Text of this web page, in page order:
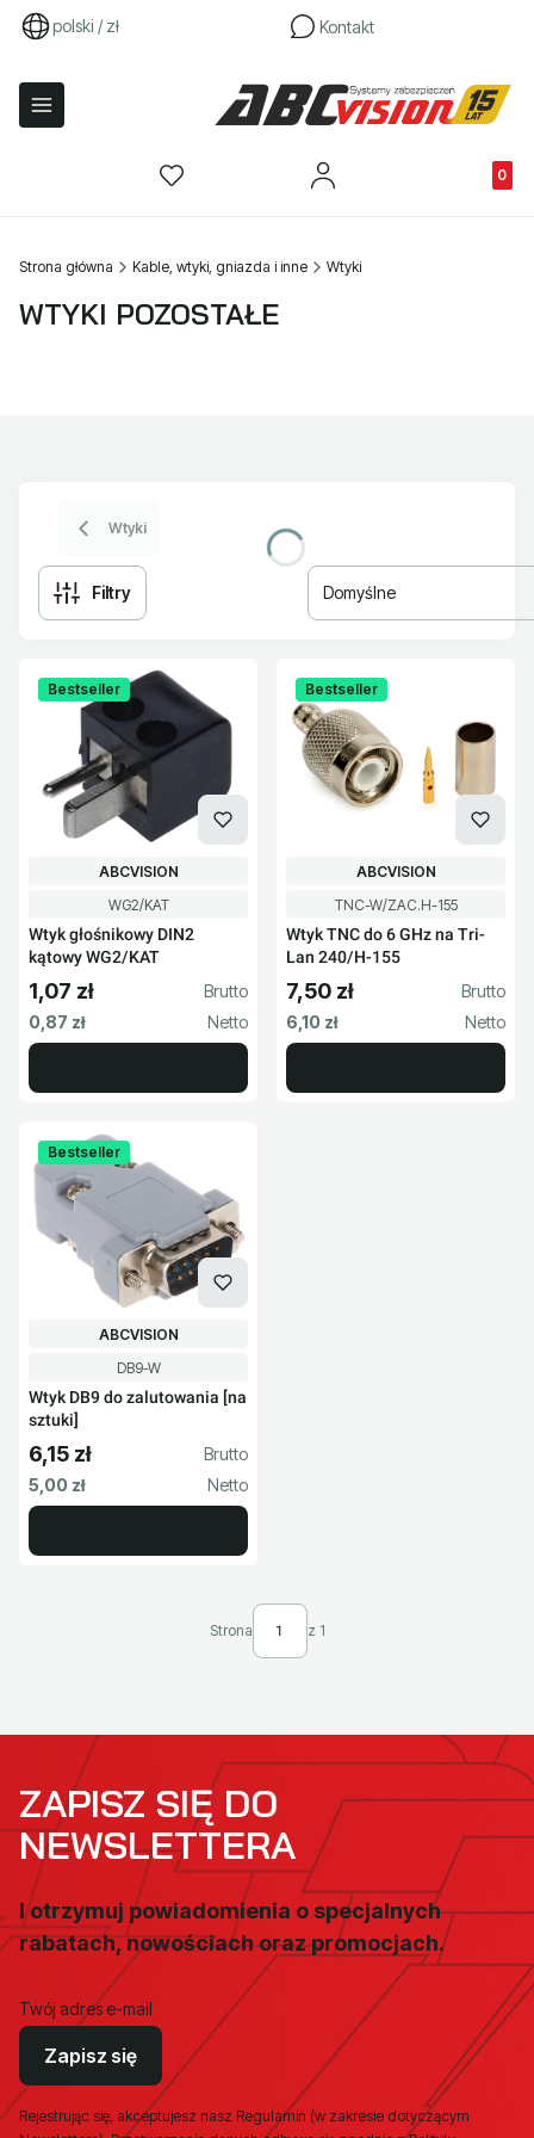
polski / zł Kontakt
Strona główna Kable, wtyki, gniazda i inne Wtyki
WTYKI POZOSTAŁE
Wtyki
Filtry Domyślne
Bestseller
Kod produktu
WG2/KAT
Wtyk głośnikowy DIN2
kątowy WG2/KAT
PRODUCENT
ABCVISION
Cena brutto
1,07 zł
Cena netto
0,87 zł
Bestseller
Kod produktu
TNC-W/ZAC.H-155
Wtyk TNC do 6 GHz na Tri-
Lan 240/H-155
PRODUCENT
ABCVISION
Cena brutto
7,50 zł
Cena netto
6,10 zł
Bestseller
Kod produktu
DB9-W
Wtyk DB9 do zalutowania [na
sztuki]
PRODUCENT
ABCVISION
Cena brutto
6,15 zł
Cena netto
5,00 zł
Strona z 1
ZAPISZ SIĘ DO
NEWSLETTERA
I otrzymuj powiadomienia o specjalnych
rabatach, nowościach oraz promocjach.
Twój adres e-mail
Zapisz się
Rejestrując się, akceptujesz nasz Regulamin (w zakresie dotyczącym